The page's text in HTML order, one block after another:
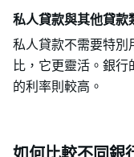
私人貸款與其他貸款
私人貸款不需要特別
比，它更靈活。銀行
的利率則較高。